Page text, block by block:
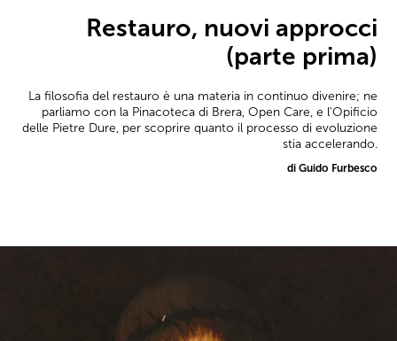
Restauro, nuovi approcci
(parte prima)
La filosofia del restauro è una materia in continuo divenire; ne
parliamo con la Pinacoteca di Brera, Open Care, e l'Opificio
delle Pietre Dure, per scoprire quanto il processo di evoluzione
stia accelerando.
di Guido Furbesco